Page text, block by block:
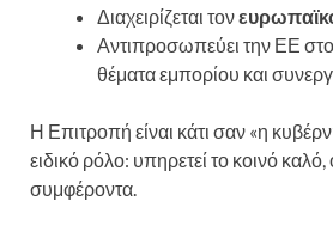
Διαχειρίζεται τον
Αντιπροσωπεύει την ΕΕ
θέματα εμπορίου και
Η Επιτροπή είναι κάτι σαν «η
ειδικό ρόλο: υπηρετεί το κοινό καλό,
συμφέροντα.